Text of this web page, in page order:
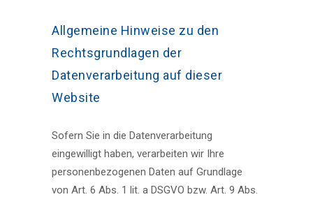
Allgemeine Hinweise zu den
Rechtsgrundlagen der
Datenverarbeitung auf dieser
Website
Sofern Sie in die Datenverarbeitung
eingewilligt haben, verarbeiten wir Ihre
personenbezogenen Daten auf Grundlage
von Art. 6 Abs. 1 lit. a DSGVO bzw. Art. 9 Abs.